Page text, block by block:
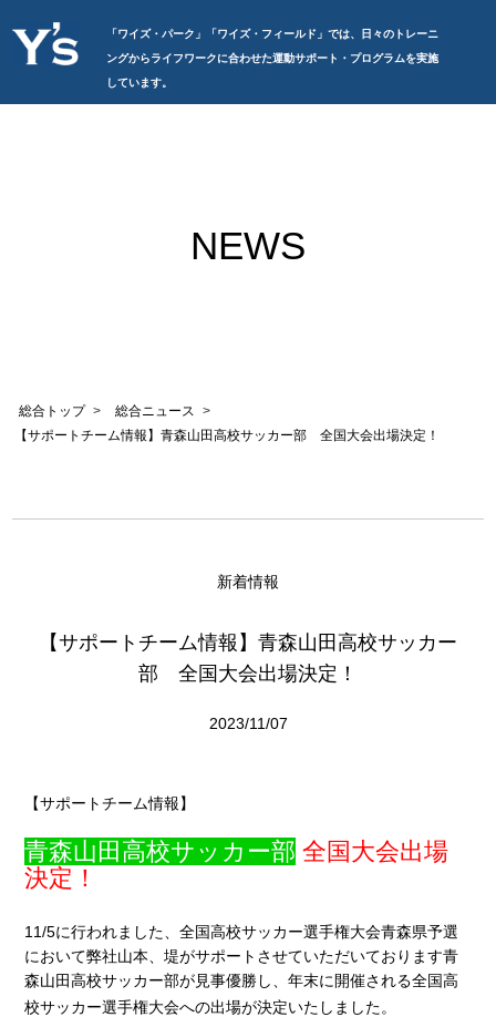
「ワイズ・パーク」「ワイズ・フィールド」では、日々のトレーニ
ングからライフワークに合わせた運動サポート・プログラムを実施
しています。
NEWS
総合トップ
総合ニュース
【サポートチーム情報】青森山田高校サッカー部 全国大会出場決定！
新着情報
【サポートチーム情報】青森山田高校サッカー
部 全国大会出場決定！
2023/11/07
【サポートチーム情報】
青森山田高校サッカー部 全国大会出場
決定！
11/5に行われました、全国高校サッカー選手権大会青森県予選
において弊社山本、堤がサポートさせていただいております青
森山田高校サッカー部が見事優勝し、年末に開催される全国高
校サッカー選手権大会への出場が決定いたしました。